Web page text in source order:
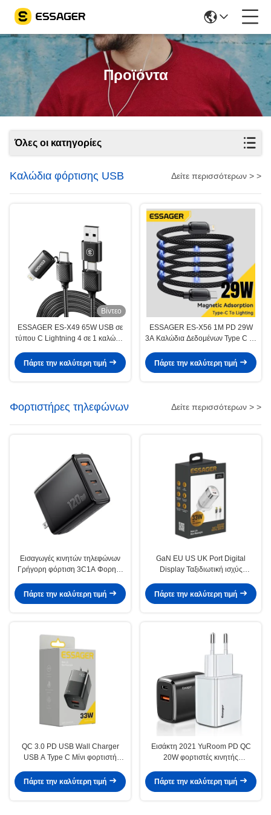
Προϊόντα
Όλες οι κατηγορίες
Καλώδια φόρτισης USB Δείτε περισσότερων > >
Βίντεο
ESSAGER ES-X49 65W USB σε
τύπου C Lightning 4 σε 1 καλώδιο
τηλέφωνο φορητό υπολογιστή
Πάρτε την καλύτερη τιμή
ESSAGER ES-X56 1M PD 29W
3A Καλώδια Δεδομένων Type C σε
iPhone
Πάρτε την καλύτερη τιμή
Φορτιστήρες τηλεφώνων Δείτε περισσότερων > >
Εισαγωγές κινητών τηλεφώνων
Γρήγορη φόρτιση 3C1A Φορητή
Πάρτε την καλύτερη τιμή
GaN EU US UK Port Digital
Display Ταξιδιωτική ισχύς
φόρτιση 33W με καλώδιο
Πάρτε την καλύτερη τιμή
QC 3.0 PD USB Wall Charger
USB A Type C Μίνι φορτιστή
4A
Πάρτε την καλύτερη τιμή
Εισάκτη 2021 YuRoom PD QC
20W φορτιστές κινητής
καλώδιο φορτιστή USB 100-240V
Πάρτε την καλύτερη τιμή